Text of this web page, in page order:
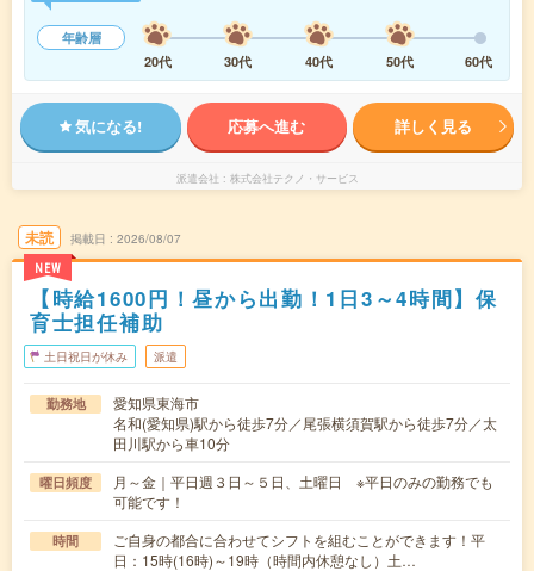
年齢層
20代
30代 40代 50代 60代
気になる! 応募へ進む 詳しく見る
派遣会社 株式会社テクノ・サービス
未読
NEW
掲載日 2026/08/07
【時給1600円！昼から出勤！1日3～4時間】保
育士担任補助
土日祝日が休み 派遣
勤務地
愛知県東海市
名和(愛知県)駅から徒歩7分／尾張横須賀駅から徒歩7分／太
田川駅から車10分
曜日頻度
月～金｜平日週３日～５日、土曜日 ※平日のみの勤務でも
可能です！
時間
ご自身の都合に合わせてシフトを組むことができます！平
日：15時(16時)～19時（時間内休憩なし）土…